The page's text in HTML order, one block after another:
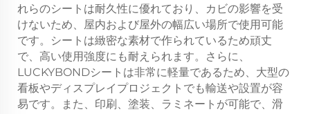
れらのシートは耐久性に優れており、カビの影響を受
けないため、屋内および屋外の幅広い場所で使用可能
です。シートは緻密な素材で作られているため頑丈
で、高い使用強度にも耐えられます。さらに、
LUCKYBONDシートは非常に軽量であるため、大型の
看板やディスプレイプロジェクトでも輸送や設置が容
易です。また、印刷、塗装、ラミネートが可能で、滑